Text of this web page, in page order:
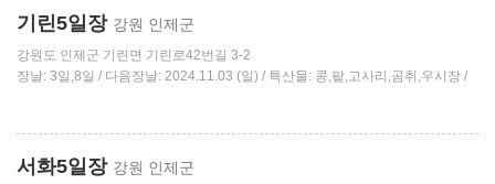
기린5일장 강원 인제군
강원도 인제군 기린면 기린로42번길 3-2
장날: 3일,8일 / 다음장날: 2024.11.03 (일) / 특산물: 콩,팥,고사리,곰취,우시장 /
서화5일장 강원 인제군